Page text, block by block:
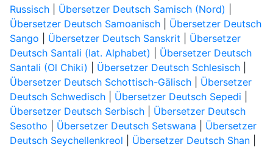
Russisch| Übersetzer Deutsch Samisch (Nord)
Übersetzer Deutsch Samoanisch| Übersetzer Deutsch
Sango
Übersetzer Deutsch Sanskrit
Übersetzer
Deutsch Santali (lat. Alphabet)
Übersetzer Deutsch
Santali (Ol Chiki)
Übersetzer Deutsch Schlesisch|
Übersetzer Deutsch Schottisch-Gälisch| Übersetzer
Deutsch Schwedisch| Übersetzer Deutsch Sepedi
Übersetzer Deutsch Serbisch| Übersetzer Deutsch
Sesotho
Übersetzer Deutsch Setswana
Übersetzer
Deutsch Seychellenkreol
Übersetzer Deutsch Shan|